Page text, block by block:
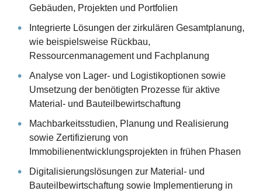
Gebäuden, Projekten und Portfolien
Integrierte Lösungen der zirkulären Gesamtplanung,
wie beispielsweise Rückbau,
Ressourcenmanagement und Fachplanung
Analyse von Lager- und Logistikoptionen sowie
Umsetzung der benötigten Prozesse für aktive
Material- und Bauteilbewirtschaftung
Machbarkeitsstudien, Planung und Realisierung
sowie Zertifizierung von
Immobilienentwicklungsprojekten in frühen Phasen
Digitalisierungslösungen zur Material- und
Bauteilbewirtschaftung sowie Implementierung in